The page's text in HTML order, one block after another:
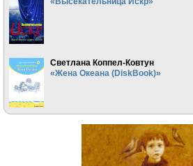
Светлана Коппел-Ковтун
«Жена Океана (DiskBook)»